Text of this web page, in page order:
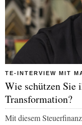
TE-INTERVIEW MIT
Wie schützen Sie
Transformation?
Mit diesem